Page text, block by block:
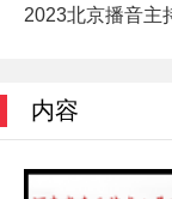
2023北京播音主
内容